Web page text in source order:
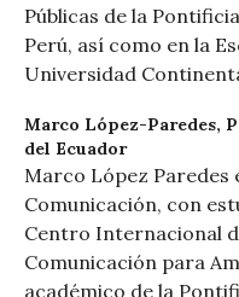
Públicas de la
Perú, así como en la
Universidad
Marco López-Paredes,
del Ecuador
Marco López Paredes
Comunicación, con
Centro Internacional
Comunicación para
académico de la